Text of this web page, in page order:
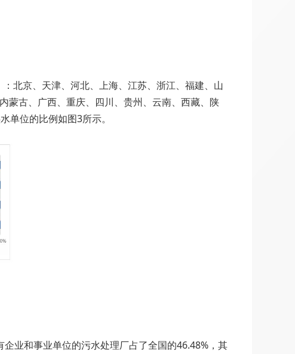
北京、天津、河北、上海、江苏、浙江、福建、山
蒙古、广西、重庆、四川、贵州、云南、西藏、陕
单位的比例如图3所示。
业和事业单位的污水处理厂占了全国的46.48%，其